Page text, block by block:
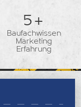
5+
Baufachwissen
Marketing
Erfahrung